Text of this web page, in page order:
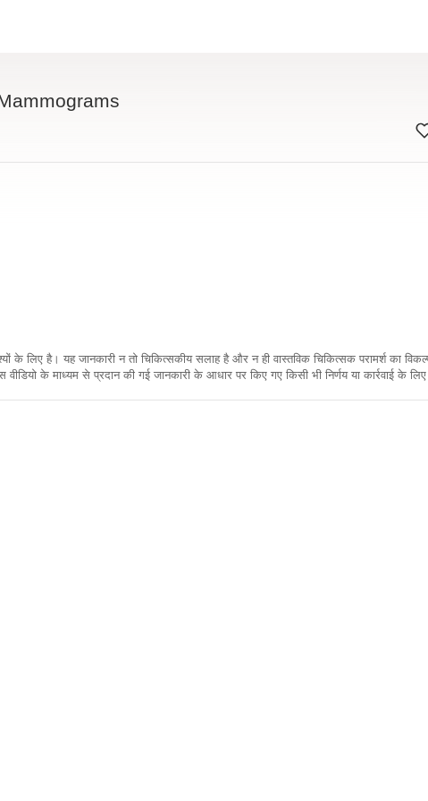
के लिए है। यह जानकारी न तो चिकित्सकीय सलाह है और न ही वास्तविक चिकित्सक परामर्श का
के माध्यम से प्रदान की गई जानकारी के आधार पर किए गए किसी भी निर्णय या कार्रवाई के लिए